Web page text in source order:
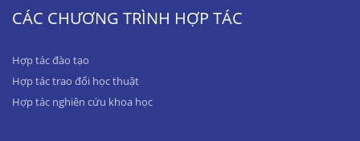
CÁC CHƯƠNG TRÌNH HỢP TÁC
Hợp tác đào tạo
Hợp tác trao đổi học thuật
Hợp tác nghiên cứu khoa học